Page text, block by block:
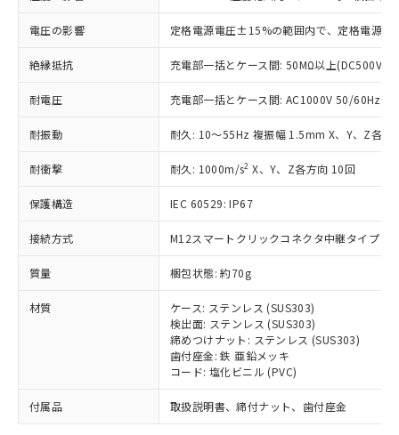
電圧の影響 定格電源電圧±15%の範囲内で、定格電源
絶縁抵抗 充電部一括とケース間: 50MΩ以上(DC500Vメ
耐電圧 充電部一括とケース間: AC1000V 50/60Hz
耐振動 耐久: 10～55Hz 複振幅 1.5mm X、Y、Z各方
耐衝撃 耐久: 1000m/s2 X、Y、Z各方向 10回
保護構造 IEC 60529: IP67
接続方式 M12スマートクリックコネクタ中継タイプ
質量 梱包状態: 約70g
材質
ケース: ステンレス (SUS303)
検出面: ステンレス (SUS303)
締めつけナット: ステンレス (SUS303)
歯付座金: 鉄 亜鉛メッキ
コード: 塩化ビニル (PVC)
付属品 取扱説明書、締付ナット、歯付座金
ことをご了承ください。
在庫状況および標準価格照会結果は、
記載している更新日時点での社内デー
タに基づき作成されるものであり、閲
準価格とは異なる場合があることをご
了承ください。
正式な納期状況および標準価格はお客
様のお取引先、またはお客様担当のオ
ムロン制御機器販売店・当社販売員に
ご相談ください。
オムロン制御機器販売店や当社販売拠
販売ネットワーク
」をご確認
ください。
在庫状況および標準価格結果を当社の
事前の承諾なく第三者に漏洩または開
示しないようお願いします。
マイパーツ機能（部品リスト作成サー
ビス）をご利用いただくには、I-Web
メンバーズにご登録されている必要が
あります。
お客様が当ウェブサイト上で当社にご
登録された部品リストについて、当社
いたものが、含有品と判明した場合などや
むを得ず変更することがあります。
*EU RoHS指令（10物質）：
鉛(Pb) 1000ppm以下、 水銀(Hg) 1000ppm以下、 カド
六価クロム(Cr(Ⅵ)) 1000ppm以下、ポリ臭化ビフェニル
類(PBB) 1000ppm以下、ポリ臭化ジフェニルエーテル類
(PBDE) 1000ppm以下、フタル酸ビス(2-エチルヘキシ
ル) (DEHP)(別名：DOP) 1000ppm以下、フタル酸ブチ
ルベンジル（BBP） 1000ppm以下、フタル酸ジブチル
（DBP） 1000ppm以下、フタル酸ジイソブチル
適用除外項目は除く。
フタル酸エステル類の４物質については閾値を超える意
図的な使用がないことを確認しています。
※2 対応予定月
部品在庫の切り替え状況などにより、予定
月が前後することがあります。
※3 非含有証明書ダウンロード
「－」：未確認です。当社販売部門へお問
い合わせください。
Cr(Ⅵ)(六価クロム) : 1000ppm、 PBBs(ポリ臭化ビフェ
ニル類) : 1000ppm、 PBDEs(ポリ臭化ジフェニルエーテ
イソブチル) : 1000ppm、 BBP(フタル酸ブチルベンジ
DEHP(フタル酸ビス(2-エチルヘキシル)) : 1000ppm
※2 環境保護使用期限
「ｅ」：有害物質（10物質）のすべてが基
準値以下であることを示します。
「10」：通常の使用状況下において有害物
質が外部に漏えいし、環境に深刻な影響を
及ぼさない年数を意味します。
「－」：未確認です。当社販売部門へお問
い合わせください。
当社は、これら貴社製品のうち、外国
為替および外国貿易法に定める商品
（以下｢規制貨物等」という）を輸出
または国外への提供する場合は、日本
国政府の輸出許可(または役務取引許
可)を取得するなどの必要な手続きを
とります。
当社は規制貨物を破棄する場合は、完
全に破砕するなど、違法に輸出されな
いよう必要な手段を講じます。
当社は貴社製品を、核兵器、ミサイ
武器並びにこれらの製造装置等に一切
使用いたしません。
当社は、貴社製品を第三者に販売する
場合は、上記1、2および3の内容を当
該第三者に通知します。また当社は、
販売先および販売に係わる関係者が違
法に輸出するおそれがある場合は、取
り引きをいたしません。
一定数以上の在庫あり
一定数には満たないが在庫あり
在庫なし(最新の在庫状況につ
いては、お客様のお取引先、ま
たはお客様担当のオムロン制御
機器販売店・当社販売員にご確
認ください)
受注生産機種、また在庫状況の
情報を公開していない機種